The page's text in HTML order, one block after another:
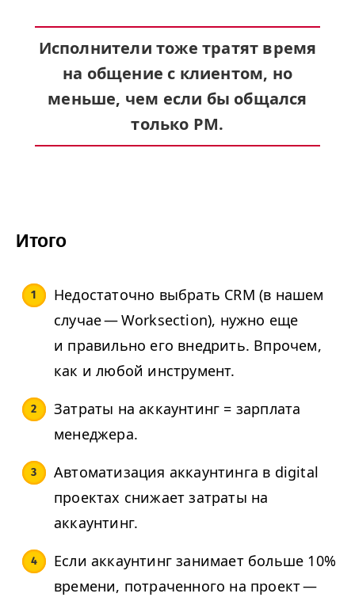
Исполнители тоже тратят время
на общение с клиентом, но
меньше, чем если бы общался
только PM.
Итого
Недостаточно выбрать CRM (в нашем
случае — Worksection), нужно еще
и правильно его внедрить. Впрочем,
как и любой инструмент.
Затраты на аккаунтинг = зарплата
менеджера.
Автоматизация аккаунтинга в digital
проектах снижает затраты на
аккаунтинг.
Если аккаунтинг занимает больше 10%
времени, потраченного на проект —